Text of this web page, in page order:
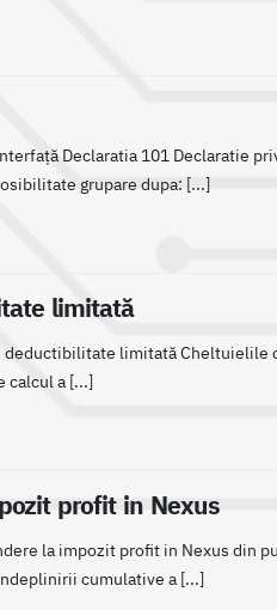
Declaratia 101 Declaratie
grupare dupa: [...]
limitată
deductibilitate limitată
calcul a [...]
profit in Nexus
la impozit profit in Nexus din
cumulative a [...]